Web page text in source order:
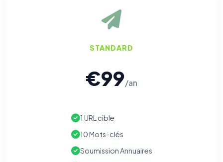
STANDARD
€99/an
1 URL cible
10 Mots-clés
Soumission Annuaires